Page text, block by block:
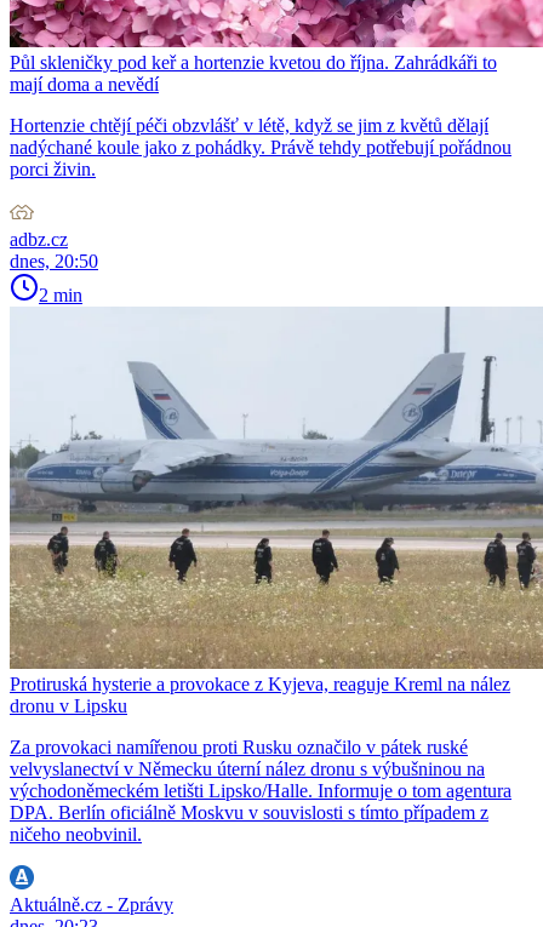
Půl skleničky pod keř a hortenzie kvetou do října. Zahrádkáři to
mají doma a nevědí
Hortenzie chtějí péči obzvlášť v létě, když se jim z květů dělají
nadýchané koule jako z pohádky. Právě tehdy potřebují pořádnou
porci živin.
adbz.cz
dnes, 20:50
2 min
Protiruská hysterie a provokace z Kyjeva, reaguje Kreml na nález
dronu v Lipsku
Za provokaci namířenou proti Rusku označilo v pátek ruské
velvyslanectví v Německu úterní nález dronu s výbušninou na
východoněmeckém letišti Lipsko/Halle. Informuje o tom agentura
DPA. Berlín oficiálně Moskvu v souvislosti s tímto případem z
ničeho neobvinil.
Aktuálně.cz - Zprávy